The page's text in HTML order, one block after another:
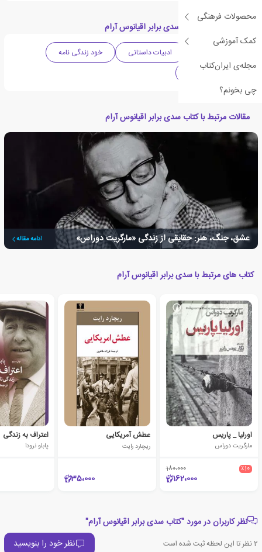
محصولات فرهنگی
کمک آموزشی
مجله‌ی ایران‌کتاب
چی بخونم؟
دسته بندی های کتاب سدی برابر اقیانوس آرام
ادبیات داستانی
خود زندگی نامه
دهه 1970 میلادی
مقالات مرتبط با کتاب سدی برابر اقیانوس آرام
عشق، جنگ، هنر: حقایقی از زندگی «مارگریت دوراس» ادامه مقاله
کتاب های مرتبط با سدی برابر اقیانوس آرام
اورلیا _ پاریس
مارگریت دوراس
٪10 180،000
162،000
عطش آمریکایی
ریچارد رایت
35،000
اعتراف به زندگی
پابلو نرودا
نظر کاربران در مورد "کتاب سدی برابر اقیانوس آرام"
2نظر تا این لحظه ثبت شده است نظر خود را بنویسید